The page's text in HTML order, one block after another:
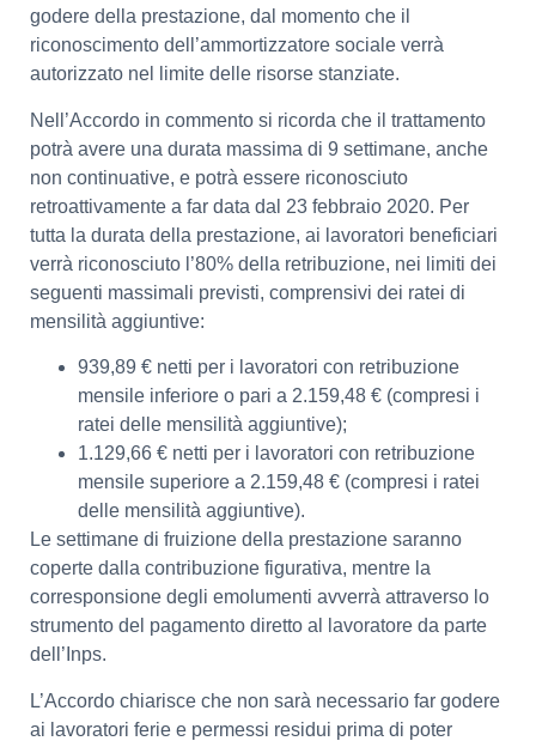
godere della prestazione, dal momento che il
riconoscimento dell’ammortizzatore sociale verrà
autorizzato nel limite delle risorse stanziate.
Nell’Accordo in commento si ricorda che il trattamento
potrà avere una durata massima di 9 settimane, anche
non continuative, e potrà essere riconosciuto
retroattivamente a far data dal 23 febbraio 2020. Per
tutta la durata della prestazione, ai lavoratori beneficiari
verrà riconosciuto l’80% della retribuzione, nei limiti dei
seguenti massimali previsti, comprensivi dei ratei di
mensilità aggiuntive:
939,89 € netti per i lavoratori con retribuzione
mensile inferiore o pari a 2.159,48 € (compresi i
ratei delle mensilità aggiuntive);
1.129,66 € netti per i lavoratori con retribuzione
mensile superiore a 2.159,48 € (compresi i ratei
delle mensilità aggiuntive).
Le settimane di fruizione della prestazione saranno
coperte dalla contribuzione figurativa, mentre la
corresponsione degli emolumenti avverrà attraverso lo
strumento del pagamento diretto al lavoratore da parte
dell’Inps.
L’Accordo chiarisce che non sarà necessario far godere
ai lavoratori ferie e permessi residui prima di poter